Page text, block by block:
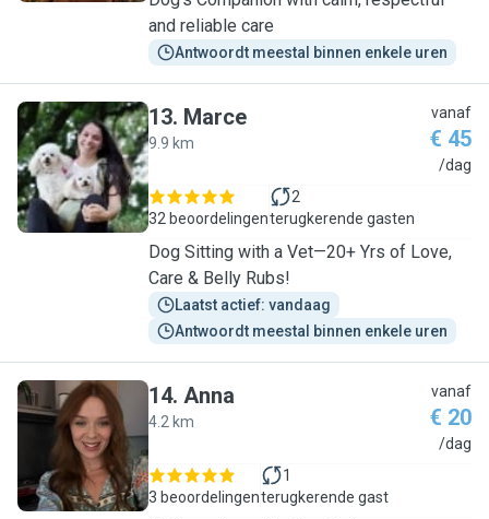
and reliable care
Antwoordt meestal binnen enkele uren
M
13. Marce
9.9 km
vanaf
€ 45
/dag
32 beoordelingen
2
terugkerende gasten
Dog Sitting with a Vet—20+ Yrs of Love,
Care & Belly Rubs!
Laatst actief: vandaag
Antwoordt meestal binnen enkele uren
A
14. Anna
4.2 km
vanaf
€ 20
/dag
3 beoordelingen
1
terugkerende gast